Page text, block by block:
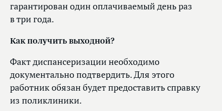
гарантирован один оплачиваемый день раз
в три года.
Как получить выходной?
Факт диспансеризации необходимо
документально подтвердить. Для этого
работник обязан будет предоставить справку
из поликлиники.